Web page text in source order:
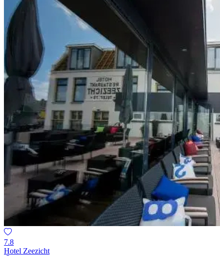
7.8
Hotel Zeezicht